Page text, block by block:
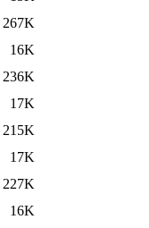
267K
16K
236K
17K
215K
17K
227K
16K